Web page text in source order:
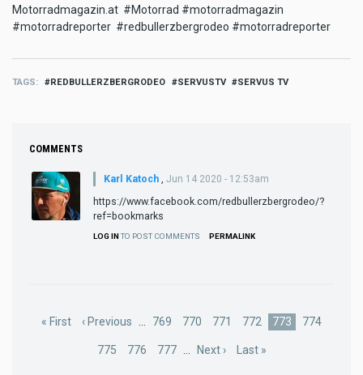
Motorradmagazin.at #Motorrad #motorradmagazin
#motorradreporter #redbullerzbergrodeo #motorradreporter
TAGS REDBULLERZBERGRODEO SERVUSTV SERVUS TV
COMMENTS
Karl Katoch Jun 14 2020 - 12:53am
https://www.facebook.com/redbullerzbergrodeo/?
ref=bookmarks
LOG IN TO POST COMMENTS PERMALINK
First
« First
Previous
‹ Previous … Page
769 Page
770 Page
771 Page
772
Current
773 Page
774
Page
775 Page
776 Page
777 …
Next
Next ›
Last
Last »